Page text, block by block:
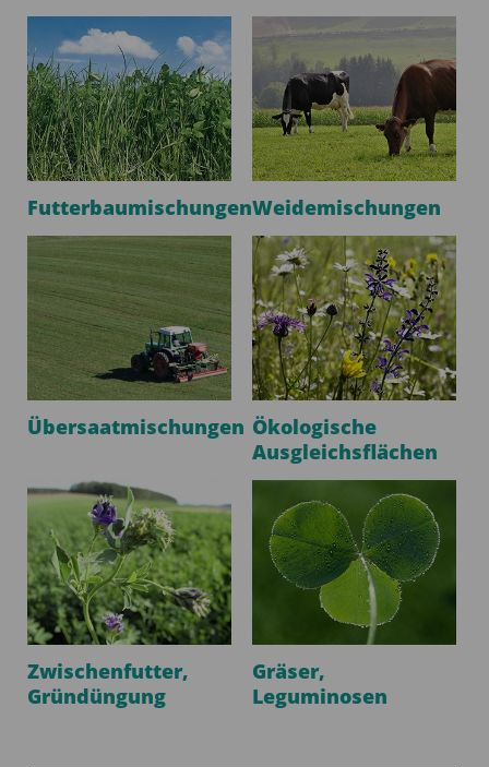
FutterbaumischungenWeidemischungen
Übersaatmischungen Ökologische
Ausgleichsflächen
Zwischenfutter,
Gründüngung
Gräser,
Leguminosen